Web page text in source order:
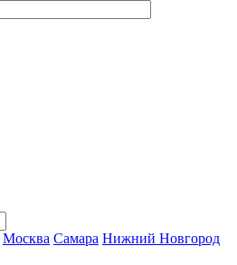
Москва Самара Нижний Новгород